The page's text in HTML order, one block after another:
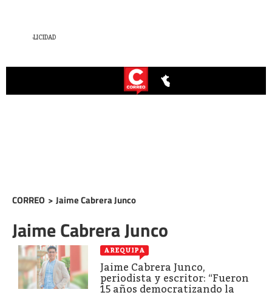
CORREO > Jaime Cabrera Junco
Jaime Cabrera Junco
AREQUIPA
Jaime Cabrera Junco,
periodista y escritor: “Fueron
15 años democratizando la